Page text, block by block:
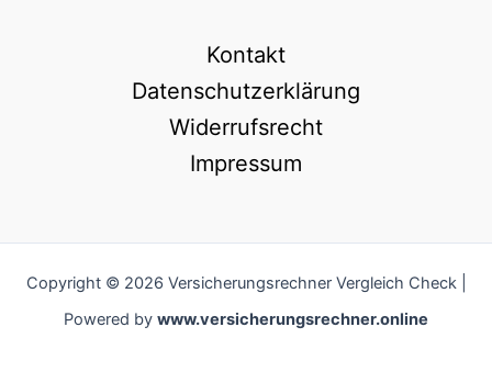
Kontakt
Datenschutzerklärung
Widerrufsrecht
Impressum
Copyright © 2026 Versicherungsrechner Vergleich Check |
Powered by www.versicherungsrechner.online